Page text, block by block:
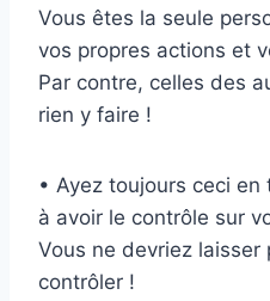
Vous êtes la seule
vos propres actions et
Par contre, celles des
rien y faire !
• Ayez toujours ceci
à avoir le contrôle sur
Vous ne devriez laisser
contrôler !